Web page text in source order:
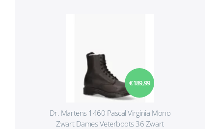
€ 189,99
Dr. Martens 1460 Pascal Virginia Mono
Zwart Dames Veterboots 36 Zwart